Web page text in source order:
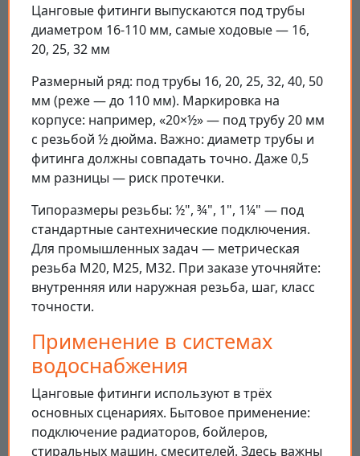
Цанговые фитинги выпускаются под трубы
диаметром 16-110 мм, самые ходовые — 16,
20, 25, 32 мм
Размерный ряд: под трубы 16, 20, 25, 32, 40, 50
мм (реже — до 110 мм). Маркировка на
корпусе: например, «20×½» — под трубу 20 мм
с резьбой ½ дюйма. Важно: диаметр трубы и
фитинга должны совпадать точно. Даже 0,5
мм разницы — риск протечки.
Типоразмеры резьбы: ½", ¾", 1", 1¼" — под
стандартные сантехнические подключения.
Для промышленных задач — метрическая
резьба М20, М25, М32. При заказе уточняйте:
внутренняя или наружная резьба, шаг, класс
точности.
Применение в системах
водоснабжения
Цанговые фитинги используют в трёх
основных сценариях. Бытовое применение:
подключение радиаторов, бойлеров,
стиральных машин, смесителей. Здесь важны